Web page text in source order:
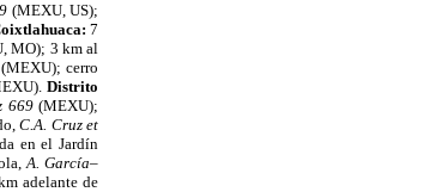
(MEXU, US);
7
MO); 3 km al
(MEXU); cerro
Distrito
669(MEXU);
C.A. Cruz et
en el Jardín
A. García–
adelante de